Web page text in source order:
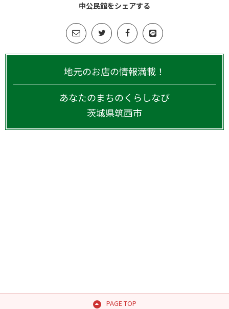
中公民館をシェアする
地元のお店の情報満載！
あなたのまちのくらしなび
茨城県筑西市
PAGE TOP